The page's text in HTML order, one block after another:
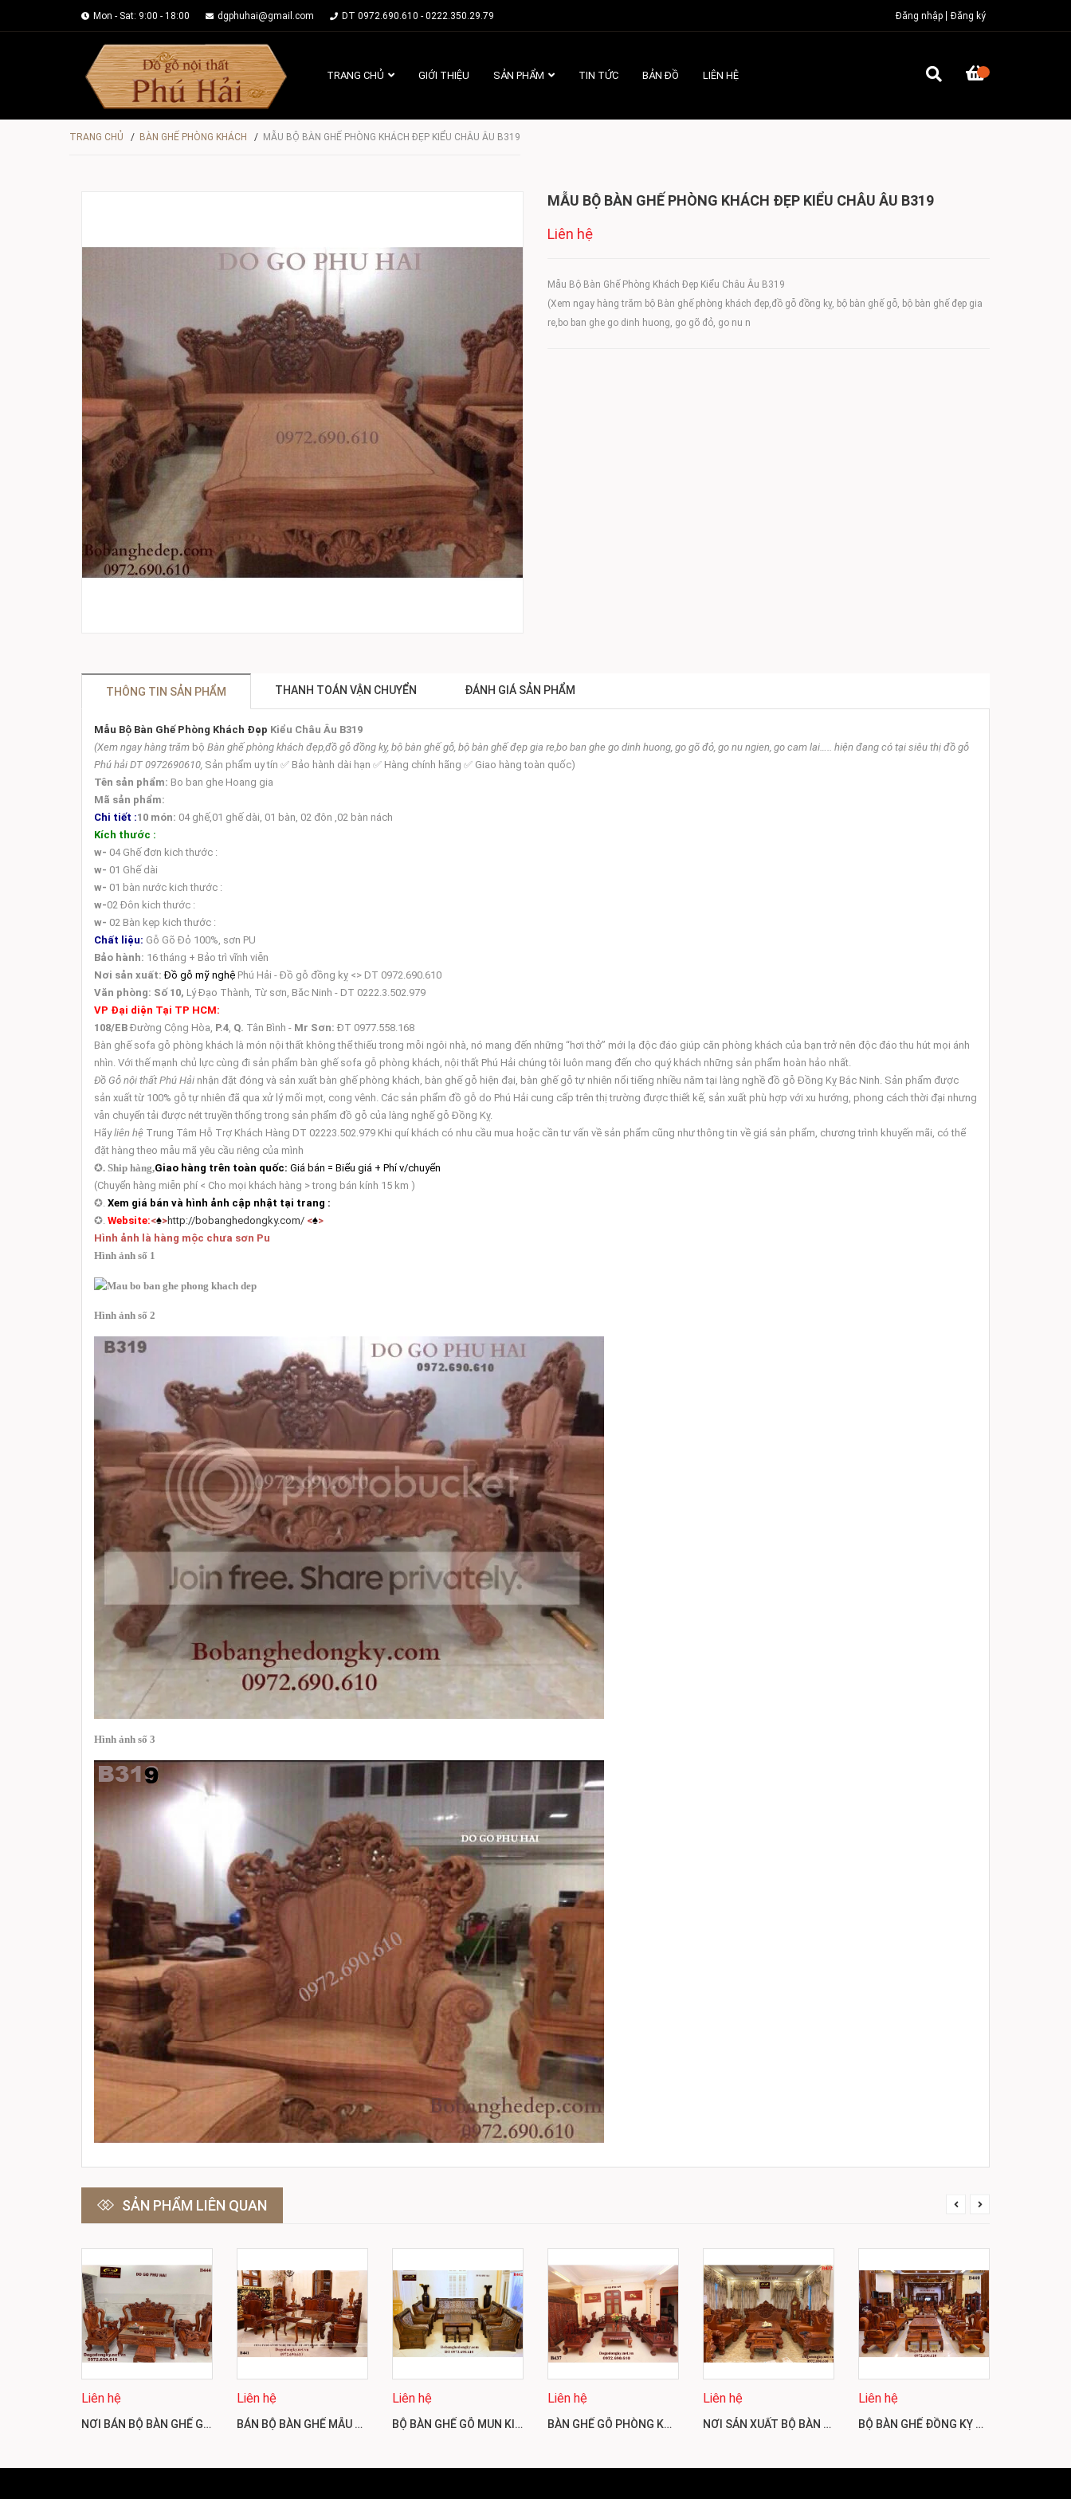
Mon - Sat: 9:00 - 18:00 dgphuhai@gmail.com DT 0972.690.610 - 0222.350.29.79 Đăng nhập Đăng ký
TRANG CHỦ GIỚI THIỆU SẢN PHẨM TIN TỨC BẢN ĐỒ LIÊN HỆ
TRANG CHỦ / BÀN GHẾ PHÒNG KHÁCH / MẪU BỘ BÀN GHẾ PHÒNG KHÁCH ĐẸP KIỂU CHÂU ÂU B319
MẪU BỘ BÀN GHẾ PHÒNG KHÁCH ĐẸP KIỂU CHÂU ÂU B319
Liên hệ
Mẫu Bộ Bàn Ghế Phòng Khách Đẹp Kiểu Châu Âu B319
(Xem ngay hàng trăm bộ Bàn ghế phòng khách đẹp,đồ gỗ đồng kỵ, bộ bàn ghế gỗ, bộ bàn ghế đẹp gia
re,bo ban ghe go dinh huong, go gõ đỏ, go nu n
THÔNG TIN SẢN PHẨM THANH TOÁN VẬN CHUYỂN ĐÁNH GIÁ SẢN PHẨM
Mẫu Bộ Bàn Ghế Phòng Khách Đẹp Kiểu Châu Âu B319
(Xem ngay hàng trăm bộ Bàn ghế phòng khách đẹp,đồ gỗ đồng kỵ, bộ bàn ghế gỗ, bộ bàn ghế đẹp gia re,bo ban ghe go dinh huong, go gõ đỏ, go nu ngien, go cam lai….. hiện đang có tại siêu thị đồ gỗ
Phú hải DT 0972690610, Sản phẩm uy tín ✅ Bảo hành dài hạn ✅ Hàng chính hãng ✅ Giao hàng toàn quốc)
Tên sản phẩm: Bo ban ghe Hoang gia
Mã sản phẩm:
Chi tiết :10 món: 04 ghế,01 ghế dài, 01 bàn, 02 đôn ,02 bàn nách
Kích thước :
w- 04 Ghế đơn kich thước :
w- 01 Ghế dài
w- 01 bàn nước kich thước :
w-02 Đôn kich thước :
w- 02 Bàn kẹp kich thước :
Chất liệu: Gỗ Gõ Đỏ 100%, sơn PU
Bảo hành: 16 tháng + Bảo trì vĩnh viễn
Nơi sản xuất: Đồ gỗ mỹ nghệ Phú Hải - Đồ gỗ đồng kỵ <> DT 0972.690.610
Văn phòng: Số 10, Lý Đạo Thành, Từ sơn, Băc Ninh - DT 0222.3.502.979
VP Đại diện Tại TP HCM:
108/EB Đường Cộng Hòa, P.4, Q. Tân Bình - Mr Sơn: ĐT 0977.558.168
Bàn ghế sofa gỗ phòng khách là món nội thất không thể thiếu trong mỗi ngôi nhà, nó mang đến những “hơi thở” mới lạ độc đáo giúp căn phòng khách của bạn trở nên độc đáo thu hút mọi ánh
nhìn. Với thế mạnh chủ lực cùng đi sản phẩm bàn ghế sofa gỗ phòng khách, nội thất Phú Hải chúng tôi luôn mang đến cho quý khách những sản phẩm hoàn hảo nhất.
Đồ Gỗ nội thất Phú Hải nhận đặt đóng và sản xuất bàn ghế phòng khách, bàn ghế gỗ hiện đại, bàn ghế gỗ tự nhiên nổi tiếng nhiều năm tại làng nghề đồ gỗ Đồng Kỵ Bắc Ninh. Sản phẩm được
sản xuất từ 100% gỗ tự nhiên đã qua xử lý mối mọt, cong vênh. Các sản phẩm đồ gỗ do Phú Hải cung cấp trên thị trường được thiết kế, sản xuất phù hợp với xu hướng, phong cách thời đại nhưng
vẫn chuyển tải được nét truyền thống trong sản phẩm đồ gỗ của làng nghế gỗ Đồng Kỵ.
Hãyliên hệ Trung Tâm Hỗ Trợ Khách Hàng DT 02223.502.979 Khi quí khách có nhu cầu mua hoặc cần tư vấn về sản phẩm cũng như thông tin về giá sản phẩm, chương trình khuyến mãi, có thể
đặt hàng theo mẫu mã yêu cầu riêng của mình
✪. Ship hàng,Giao hàng trên toàn quốc: Giá bán = Biểu giá + Phí v/chuyển
(Chuyển hàng miễn phí < Cho mọi khách hàng > trong bán kính 15 km )
✪. Xem giá bán và hình ảnh cập nhật tại trang :
✪. Website:<♠>http://bobanghedongky.com/ <♠>
Hình ảnh là hàng mộc chưa sơn Pu
Hình ảnh số 1
Hình ảnh số 2
Hình ảnh số 3
SẢN PHẨM LIÊN QUAN
Liên hệ
NƠI BÁN BỘ BÀN GHẾ GIÁ RẺ TAY NGHỆ C12CM GỖ HƯƠNG B444
Liên hệ
BÁN BỘ BÀN GHẾ MẪU TÂN CỔ ĐIỂN CHO NHÀ BIỆT THỰ B441
Liên hệ
BỘ BÀN GHẾ GỖ MUN KIỂU SOFA HIỆN ĐẠI CHO PHÒNG KHÁCH VIP B442
Liên hệ
BÀN GHẾ GỖ PHÒNG KHÁCH ĐẸP KIỂU SƠN THỦY B437
Liên hệ
NƠI SẢN XUẤT BỘ BÀN GHẾ HOÀNG GIA GỖ GÕ ĐỎ UY TÍN NHẤT B432
Liên hệ
BỘ BÀN GHẾ ĐỒNG KỴ KIỂU DÁNG ĐẸP & SANG TRỌNG B440